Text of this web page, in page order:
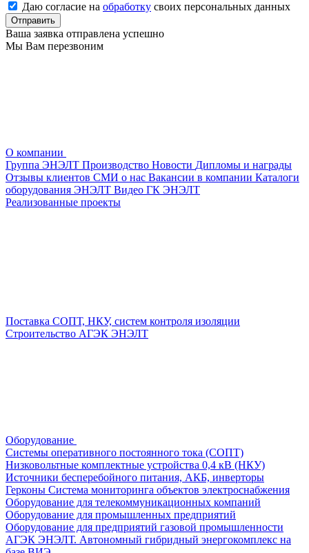
Даю согласие на обработку своих персональных данных
Ваша заявка отправлена успешно
Мы Вам перезвоним
О компании
Группа ЭНЭЛТ Производство Новости Дипломы и награды
Отзывы клиентов СМИ о нас Вакансии в компании Каталоги
оборудования ЭНЭЛТ Видео ГК ЭНЭЛТ
Реализованные проекты
Поставка СОПТ, НКУ, систем контроля изоляции
Строительство АГЭК ЭНЭЛТ
Оборудование
Системы оперативного постоянного тока (СОПТ)
Низковольтные комплектные устройства 0,4 кВ (НКУ)
Источники бесперебойного питания, АКБ, инверторы
Герконы Система мониторинга объектов электроснабжения
Оборудование для телекоммуникационных компаний
Оборудование для промышленных предприятий
Оборудование для предприятий газовой промышленности
АГЭК ЭНЭЛТ. Автономный гибридный энергокомплекс на